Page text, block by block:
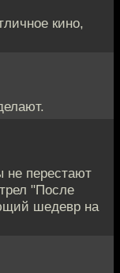
кино,
не перестают
"После
шедевр на